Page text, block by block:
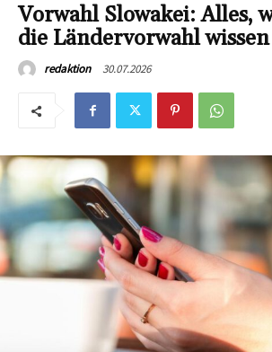
Vorwahl Slowakei: Alles,
die Ländervorwahl
redaktion 30.07.2026